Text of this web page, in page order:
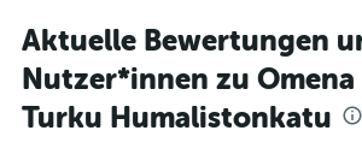
Aktuelle Bewertungen
Nutzer*innen zu
Turku Humalistonkatu